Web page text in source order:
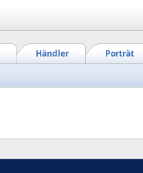
Porträt
Händler